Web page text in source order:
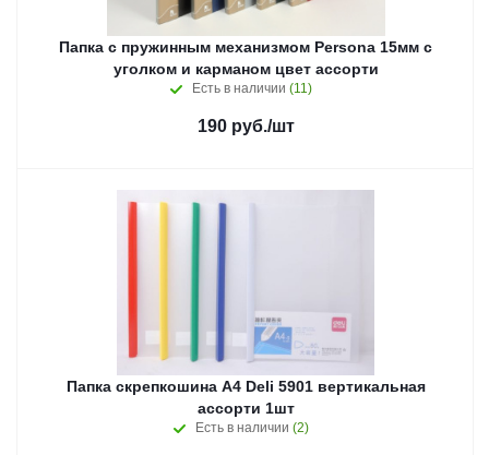
Папка с пружинным механизмом Persona 15мм с
уголком и карманом цвет ассорти
Есть в наличии (11)
190руб./шт
Папка скрепкошина A4 Deli 5901 вертикальная
ассорти 1шт
Есть в наличии (2)